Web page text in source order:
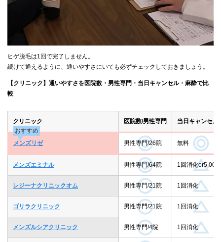
ヒゲ脱毛は1回で完了しません。
続けて通えるように、通いやすさにいても必ずチェックしておきましょう。
【クリニック】通いやすさを医院数・男性専門・当日キャンセル・麻酔で比
較
クリニック 医院数/男性専門
当日キャンセル
おすすめ
メンズリゼ
男性専門/26院 無料
メンズエミナル 男性専門/64院 1回消化or5,000
レジーナクリニックオム 男性専門/21院 1回消化
ゴリラクリニック 男性専門/21院 1回消化
メンズルシアクリニック 男性専門/4院 1回消化